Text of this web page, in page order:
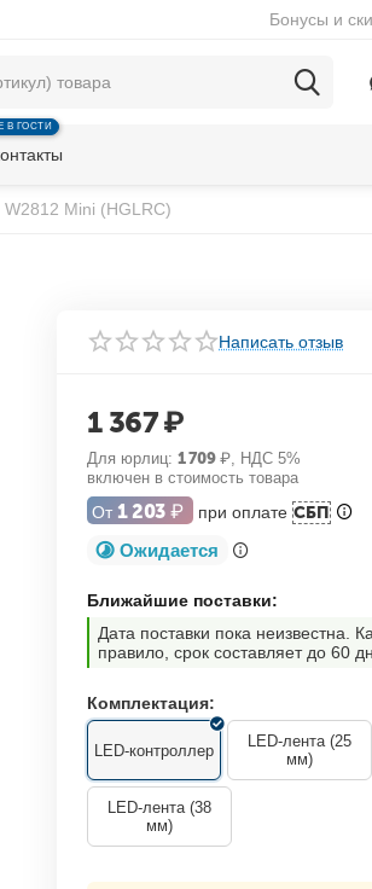
Бонусы и
В ГОСТИ
W2812 Mini (HGLRC)
Написать отзыв
1 367₽
Для юрлиц: 1 709 ₽, НДС 5%
включен в стоимость товара
От 1 203 ₽ при оплате СБП
Ожидается
Ближайшие поставки:
Дата поставки пока неизвестна.
правило, срок составляет до 60
Комплектация:
LED-контроллер
LED-лента (25
мм)
LED-лента (38
мм)